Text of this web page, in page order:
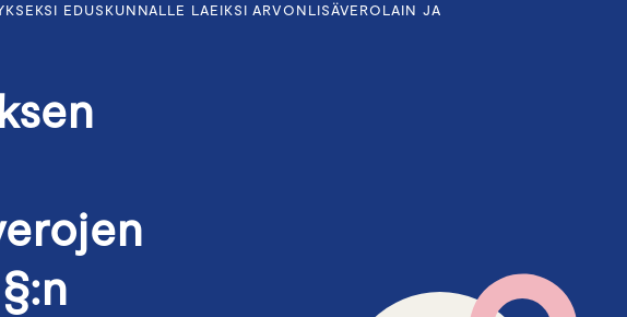
EDUSKUNNALLE LAEIKSI ARVONLISÄVEROLAIN JA